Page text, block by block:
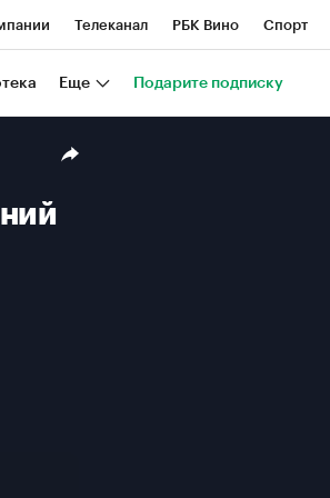
Телеканал РБК Вино Спорт
проекты Город
Еще Подарите подписку